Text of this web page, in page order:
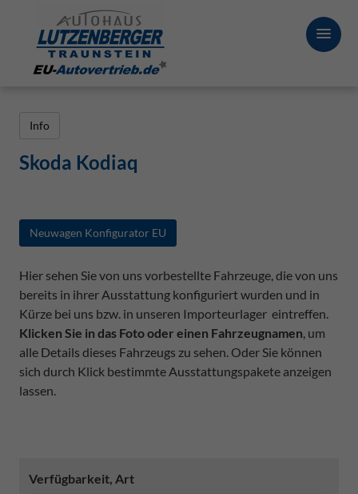
Info
Skoda Kodiaq
Neuwagen Konfigurator EU
Hier sehen Sie von uns vorbestellte Fahrzeuge, die von uns
bereits in ihrer Ausstattung konfiguriert wurden und in
Kürze bei uns bzw. in unseren Importeurlager eintreffen.
Klicken Sie in das Foto oder einen Fahrzeugnamen, um
alle Details dieses Fahrzeugs zu sehen. Oder Sie können
sich durch Klick bestimmte Ausstattungspakete anzeigen
lassen.
Verfügbarkeit, Art